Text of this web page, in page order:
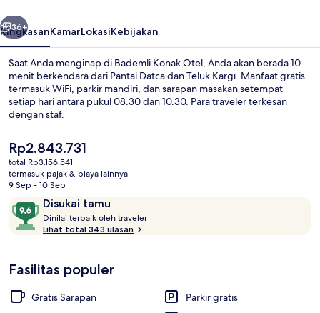
Berikutnya
36+
RingkasanKamarLokasiKebijakan
Saat Anda menginap di Bademli Konak Otel, Anda akan berada 10
menit berkendara dari Pantai Datca dan Teluk Kargı. Manfaat gratis
termasuk WiFi, parkir mandiri, dan sarapan masakan setempat
setiap hari antara pukul 08.30 dan 10.30. Para traveler terkesan
dengan staf.
Harga
saat
ini
Rp2.843.731
Rp2.843.731
total Rp3.156.541
termasuk pajak & biaya lainnya
9 Sep - 10 Sep
Ulasan Disukai tamu
9,6
dari
10,
tamu
Dinilai terbaik oleh traveler
Lihat total 343 ulasan
Fasilitas populer
Gratis Sarapan
Parkir gratis